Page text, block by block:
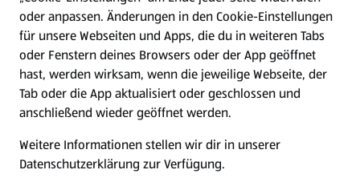
Unternehmen
Folge uns hier:
oder anpassen. Änderungen in den Cookie-Einstellungen
für unsere Webseiten und Apps, die du in weiteren Tabs
oder Fenstern deines Browsers oder der App geöffnet
hast, werden wirksam, wenn die jeweilige Webseite, der
Tab oder die App aktualisiert oder geschlossen und
anschließend wieder geöffnet werden.
Weitere Informationen stellen wir dir in unserer
Datenschutzerklärung zur Verfügung.